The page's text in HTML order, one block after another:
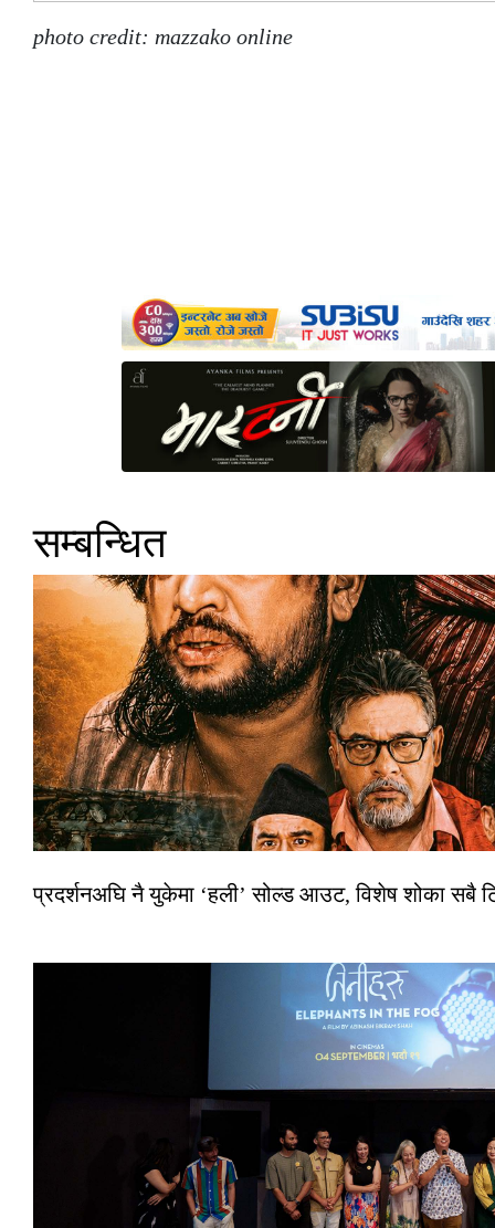
photo credit: mazzako online
सम्बन्धित
प्रदर्शनअघि नै युकेमा ‘हली’ सोल्ड आउट, विशेष शोका सबै